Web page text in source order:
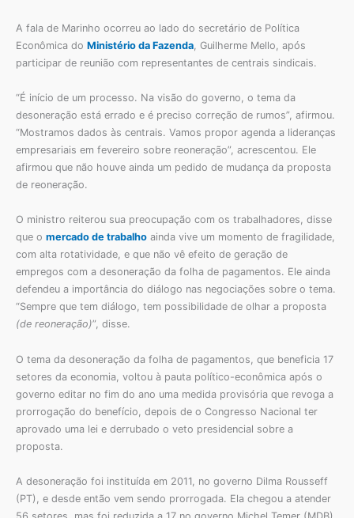
A fala de Marinho ocorreu ao lado do secretário de Política
Econômica do Ministério da Fazenda , Guilherme Mello, após
participar de reunião com representantes de centrais sindicais.
“É início de um processo. Na visão do governo, o tema da
desoneração está errado e é preciso correção de rumos”, afirmou.
“Mostramos dados às centrais. Vamos propor agenda a lideranças
empresariais em fevereiro sobre reoneração”, acrescentou. Ele
afirmou que não houve ainda um pedido de mudança da proposta
de reoneração.
O ministro reiterou sua preocupação com os trabalhadores, disse
que o mercado de trabalho ainda vive um momento de fragilidade,
com alta rotatividade, e que não vê efeito de geração de
empregos com a desoneração da folha de pagamentos. Ele ainda
defendeu a importância do diálogo nas negociações sobre o tema.
“Sempre que tem diálogo, tem possibilidade de olhar a proposta
(de reoneração)”, disse.
O tema da desoneração da folha de pagamentos, que beneficia 17
setores da economia, voltou à pauta político-econômica após o
governo editar no fim do ano uma medida provisória que revoga a
prorrogação do benefício, depois de o Congresso Nacional ter
aprovado uma lei e derrubado o veto presidencial sobre a
proposta.
A desoneração foi instituída em 2011, no governo Dilma Rousseff
(PT), e desde então vem sendo prorrogada. Ela chegou a atender